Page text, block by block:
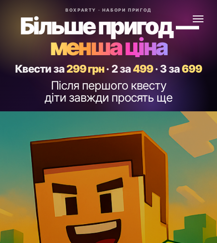
BOXPARTY · НАБОРИ ПРИГОД
Більше пригод —
менша ціна
Квести за299 грн· 2 за499·3 за699
Після першого квесту
діти завжди просять ще